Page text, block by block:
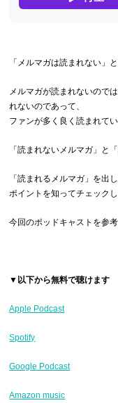
「メルマガは読まれない」
メルマガが読まれないので
れないのであって、
ファンが多く良く読まれて
「読まれないメルマガ」と
「読まれるメルマガ」を出
ポイントを知ってチェック
今回のポッドキャストを参
▼以下から無料で聴けます
Apple Podcast
Spotify
Google Podcast
Amazon music